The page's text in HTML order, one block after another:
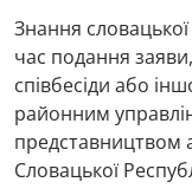
Знання
час подання
співбесіди або
районним
представництвом
Словацької